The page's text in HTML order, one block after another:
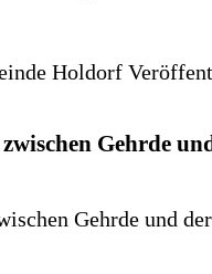
Holdorf
Gehrde